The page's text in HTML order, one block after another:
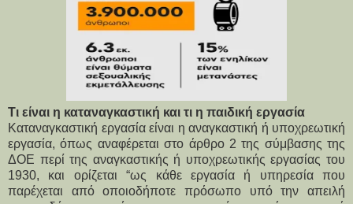
Τι είναι η καταναγκαστική και τι η παιδική εργασία
Καταναγκαστική εργασία είναι η αναγκαστική ή υποχρεωτική
εργασία, όπως αναφέρεται στο άρθρο 2 της σύμβασης της
ΔΟΕ περί της αναγκαστικής ή υποχρεωτικής εργασίας του
1930, και ορίζεται “ως κάθε εργασία ή υπηρεσία που
παρέχεται από οποιοδήποτε πρόσωπο υπό την απειλή